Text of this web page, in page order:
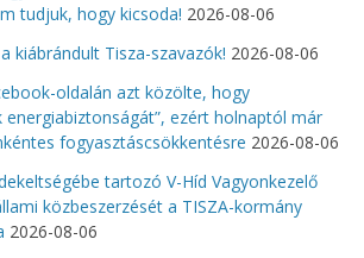
tudjuk, hogy kicsoda! 2026-08-06
kiábrándult Tisza-szavazók! 2026-08-06
oldalán azt közölte, hogy
energiabiztonságát”, ezért holnaptól már
fogyasztáscsökkentésre 2026-08-06
tartozó V-Híd Vagyonkezelő
közbeszerzését a TISZA-kormány
2026-08-06